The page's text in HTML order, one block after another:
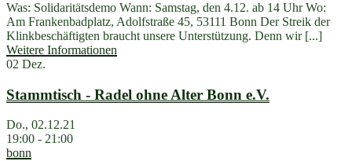
Was: Solidaritätsdemo Wann: Samstag, den 4.12. ab 14 Uhr Wo:
Am Frankenbadplatz, Adolfstraße 45, 53111 Bonn Der Streik der
Klinkbeschäftigten braucht unsere Unterstützung. Denn wir [...]
Weitere Informationen
02 Dez.
Stammtisch - Radel ohne Alter Bonn e.V.
Do., 02.12.21
19:00 - 21:00
bonn